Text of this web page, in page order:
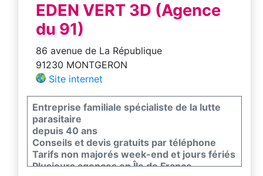
EDEN VERT 3D (Agence
du 91)
86 avenue de La République
91230 MONTGERON
Site internet
Entreprise familiale spécialiste de la lutte
parasitaire
depuis 40 ans
Conseils et devis gratuits par téléphone
Tarifs non majorés week-end et jours fériés
Plusieurs agences en Île de France